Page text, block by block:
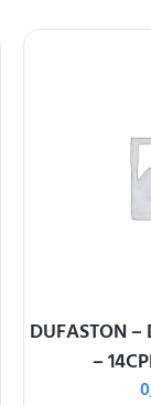
DUFASTON –
–